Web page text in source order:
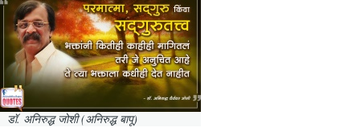
डॉ. अनिरुद्ध जोशी (अनिरुद्ध बापू)